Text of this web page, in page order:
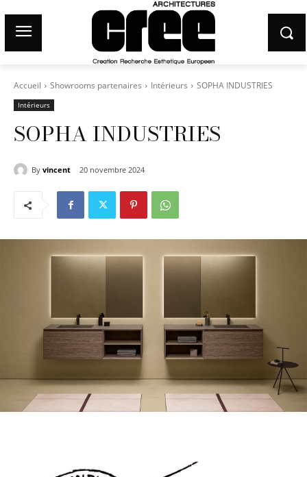
Accueil Showrooms partenaires Intérieurs SOPHA INDUSTRIES
Intérieurs
SOPHA INDUSTRIES
By vincent 20 novembre 2024